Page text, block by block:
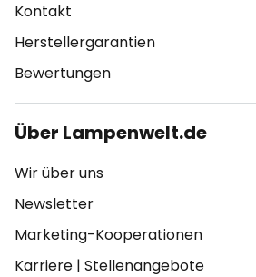
Kontakt
Herstellergarantien
Bewertungen
Über Lampenwelt.de
Wir über uns
Newsletter
Marketing-Kooperationen
Karriere | Stellenangebote